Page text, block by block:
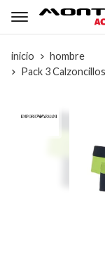
inicio
hombre